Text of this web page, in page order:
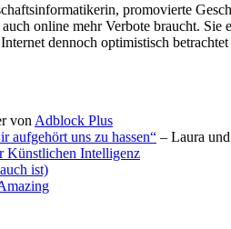
promovierte
online mehr Verbote braucht.
dennoch optimistisch
von Adblock Plus
aufgehört uns zu hassen“ – Laura
Künstlichen Intelligenz
ist)